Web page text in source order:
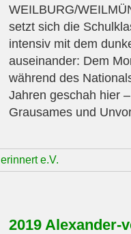
WEILBURG/
setzt sich die
intensiv mit dem
auseinander: Dem
während des
Jahren geschah hier
Grausames und
e.V.
2019 Alexander-